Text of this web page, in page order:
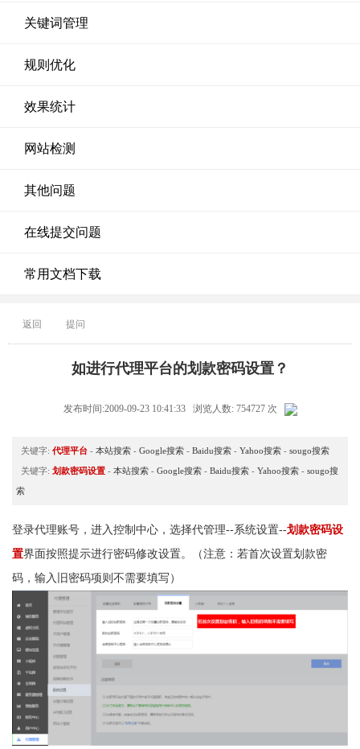
关键词管理
规则优化
效果统计
网站检测
其他问题
在线提交问题
常用文档下载
返回 提问
如进行代理平台的划款密码设置？
发布时间:2009-09-23 10:41:33 浏览人数: 754727 次
关键字: 代理平台 - 本站搜索 - Google搜索 - Baidu搜索 - Yahoo搜索 - sougo搜索
关键字: 划款密码设置 - 本站搜索 - Google搜索 - Baidu搜索 - Yahoo搜索 - sougo搜
索
登录代理账号，进入控制中心，选择代管理--系统设置--划款密码设
置界面按照提示进行密码修改设置。（注意：若首次设置划款密
码，输入旧密码项则不需要填写）